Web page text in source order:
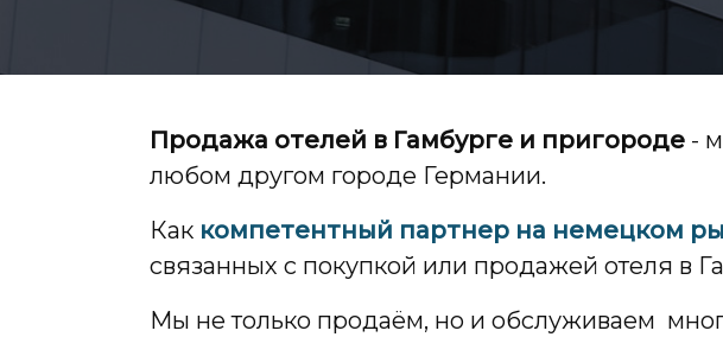
Продажа отелей в Гамбурге и пригороде -
любом другом городе Германии.
Как компетентный партнер на немецком
связанных с покупкой или продажей отеля в
Мы не только продаём, но и обслуживаем